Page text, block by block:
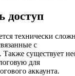
доступ
технически
с
существует
для
аккаунта.